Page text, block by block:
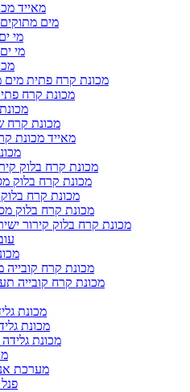
מאייד
מים
מי
מי
מכונת קרח פתית מים
מכונת קרח
מכונת קרח
מאייד מכונת
מכונת קרח בלוק
מכונת קרח בלוק
מכונת קרח
מכונת קרח בלוק
מכונת קרח בלוק קירור
מכונת קרח קובייה
מכונת קרח קובייה
מכונת
מכונת
מכונת
מערכת